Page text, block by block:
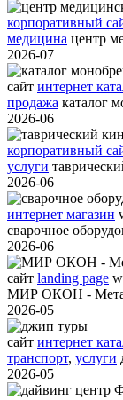
корпоративный
медицина центр
2026-07
сайт интернет
продажа каталог
2026-06
корпоративный
услуги
2026-06
интернет магазин
сварочное
2026-06
сайт landing page
МИР ОКОН -
2026-05
сайт интернет
транспорт, услуги
2026-05